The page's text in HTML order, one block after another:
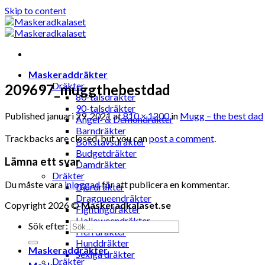
Skip to content
Maskeraddräkter
Dräkter
80-talsdräkter
90-talsdräkter
Ängel- & Demondräkter
Barndräkter
Bokstavsdräkter
Budgetdräkter
Damdräkter
Dräkter
Djurdräkter
Dragqueendräkter
Fightingdräkter
Halloweendräkter
Herrdräkter
Hunddräkter
Sexiga dräkter
209697_muggthebestdad
Published januari 29, 2021at810 × 1200in Mugg – the best dad
Trackbacks are closed, but you canpost a comment.
Lämna ett svar
Du måste vara inloggadför att publicera en kommentar.
Copyright 2026 ©Maskeradkalaset.se
Sök efter:
Maskeraddräkter
Dräkter